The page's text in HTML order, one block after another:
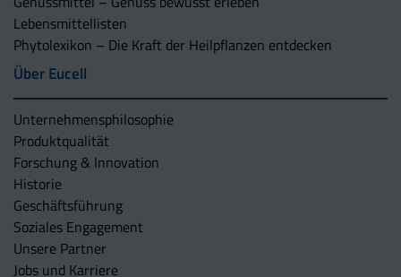
Lebensmittellisten
Phytolexikon – Die Kraft der Heilpflanzen entdecken
Über Eucell
Unternehmens­philosophie
Produktqualität
Forschung & Innovation
Historie
Geschäftsführung
Soziales Engagement
Unsere Partner
Jobs und Karriere